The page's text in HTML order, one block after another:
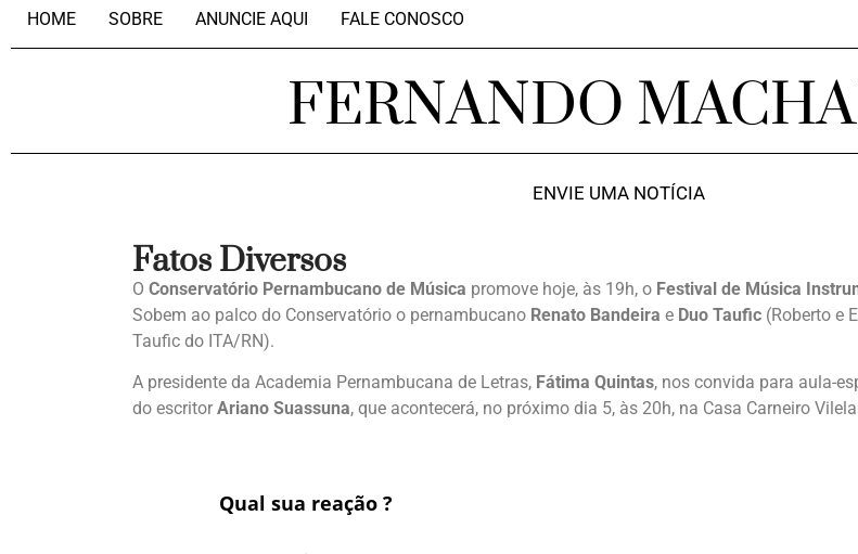
HOME SOBRE ANUNCIE AQUI FALE CONOSCO
FERNANDO
ENVIE UMA NOTÍCIA
Fatos Diversos
O Conservatório Pernambucano de Música promove hoje, às 19h, o Festival de Música
Sobem ao palco do Conservatório o pernambucano Renato Bandeira e Duo Taufic (Roberto e
Taufic do ITA/RN).
A presidente da Academia Pernambucana de Letras, Fátima Quintas, nos convida para aula-
do escritor Ariano Suassuna, que acontecerá, no próximo dia 5, às 20h, na Casa Carneiro
Qual sua reação ?